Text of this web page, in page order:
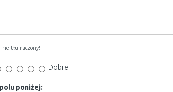
tłumaczony!
Dobre
poniżej: